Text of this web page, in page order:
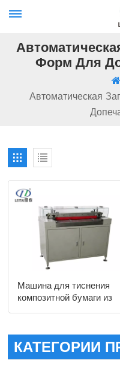
Форм Для
Автоматическая
Машина для тиснения
композитной бумаги из
КАТЕГОРИИ